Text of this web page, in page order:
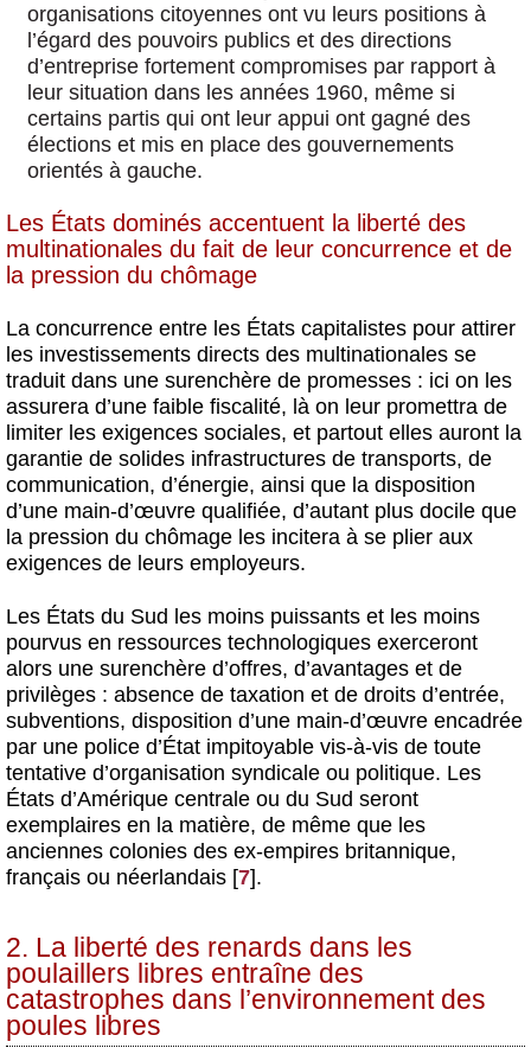
organisations citoyennes ont vu leurs positions à
l’égard des pouvoirs publics et des directions
d’entreprise fortement compromises par rapport à
leur situation dans les années 1960, même si
certains partis qui ont leur appui ont gagné des
élections et mis en place des gouvernements
orientés à gauche.
Les États dominés accentuent la liberté des
multinationales du fait de leur concurrence et de
la pression du chômage
La concurrence entre les États capitalistes pour attirer
les investissements directs des multinationales se
traduit dans une surenchère de promesses : ici on les
assurera d’une faible fiscalité, là on leur promettra de
limiter les exigences sociales, et partout elles auront la
garantie de solides infrastructures de transports, de
communication, d’énergie, ainsi que la disposition
d’une main-d’œuvre qualifiée, d’autant plus docile que
la pression du chômage les incitera à se plier aux
exigences de leurs employeurs.
Les États du Sud les moins puissants et les moins
pourvus en ressources technologiques exerceront
alors une surenchère d’offres, d’avantages et de
privilèges : absence de taxation et de droits d’entrée,
subventions, disposition d’une main-d’œuvre encadrée
par une police d’État impitoyable vis-à-vis de toute
tentative d’organisation syndicale ou politique. Les
États d’Amérique centrale ou du Sud seront
exemplaires en la matière, de même que les
anciennes colonies des ex-empires britannique,
français ou néerlandais [7].
2. La liberté des renards dans les
poulaillers libres entraîne des
catastrophes dans l’environnement des
poules libres